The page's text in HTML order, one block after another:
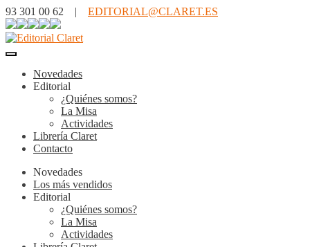
93 301 00 62 | EDITORIAL@CLARET.ES
Novedades
Editorial
¿Quiénes somos?
La Misa
Actividades
Librería Claret
Contacto
Novedades
Los más vendidos
Editorial
¿Quiénes somos?
La Misa
Actividades